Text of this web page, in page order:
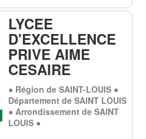
LYCEE
D'EXCELLENCE
PRIVE AIME
CESAIRE
● Région de SAINT-LOUIS ●
Département de SAINT LOUIS
● Arrondissement de SAINT
LOUIS ●